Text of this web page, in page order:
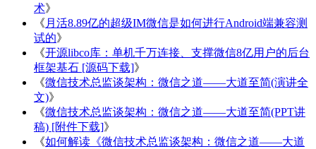
术》
《 月活8.89亿的超级IM微信是如何进行Android端兼容测
试的》
《开源libco库：单机千万连接、支撑微信8亿用户的后台
框架基石 [源码下载]》
《微信技术总监谈架构：微信之道——大道至简(演讲全
文)》
《微信技术总监谈架构：微信之道——大道至简(PPT讲
稿) [附件下载]》
《如何解读《微信技术总监谈架构：微信之道——大道